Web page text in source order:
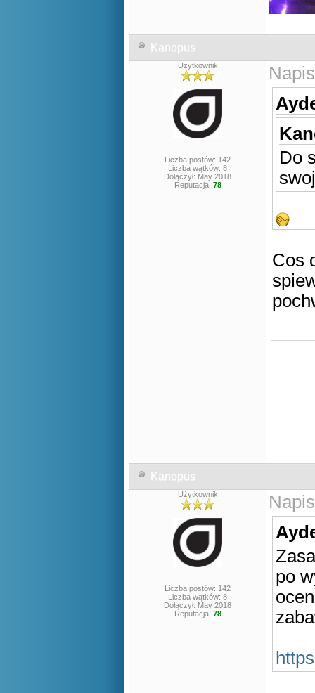
Kanopus
Użytkownik
Liczba postów: 142
Liczba wątków: 8
Dołączył: May 2018
Reputacja: 78
Do
Cos
Kanopus
Użytkownik
Liczba postów: 142
Liczba wątków: 8
Dołączył: May 2018
Reputacja: 78
po